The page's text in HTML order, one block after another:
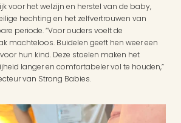
voor het welzijn en herstel van de baby,
hechting en het zelfvertrouwen van
periode. “Voor ouders voelt de
machteloos. Buidelen geeft hen weer een
hun kind. Deze stoelen maken het
langer en comfortabeler vol te houden,”
van Strong Babies.